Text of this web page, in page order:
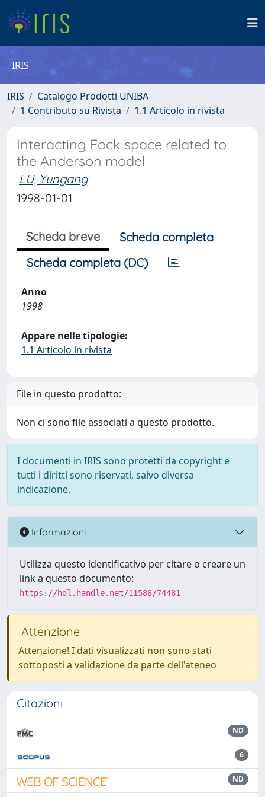
IRIS
IRIS
Catalogo Prodotti UNIBA
1 Contributo su Rivista
1.1 Articolo in rivista
Interacting Fock space related to
the Anderson model
LU, Yungang
1998-01-01
Scheda breve
Scheda completa
Scheda completa (DC)
Anno
1998
Appare nelle tipologie:
1.1 Articolo in rivista
File in questo prodotto:
Non ci sono file associati a questo prodotto.
I documenti in IRIS sono protetti da copyright e
tutti i diritti sono riservati, salvo diversa
indicazione.
Informazioni
Utilizza questo identificativo per citare o creare un
link a questo documento:
https://hdl.handle.net/11586/74481
Attenzione
Attenzione! I dati visualizzati non sono stati
sottoposti a validazione da parte dell'ateneo
Citazioni
ND
6
ND